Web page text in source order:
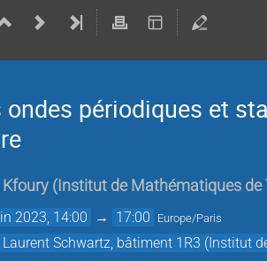
ondes périodiques et
Kfoury ( Institut de Mathématiques de
2023, 14:00 → 17:00 Europe/Paris
Schwartz, bâtiment 1R3 (Institut